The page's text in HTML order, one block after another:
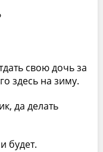
свою дочь за
здесь на зиму.
да делать
будет.